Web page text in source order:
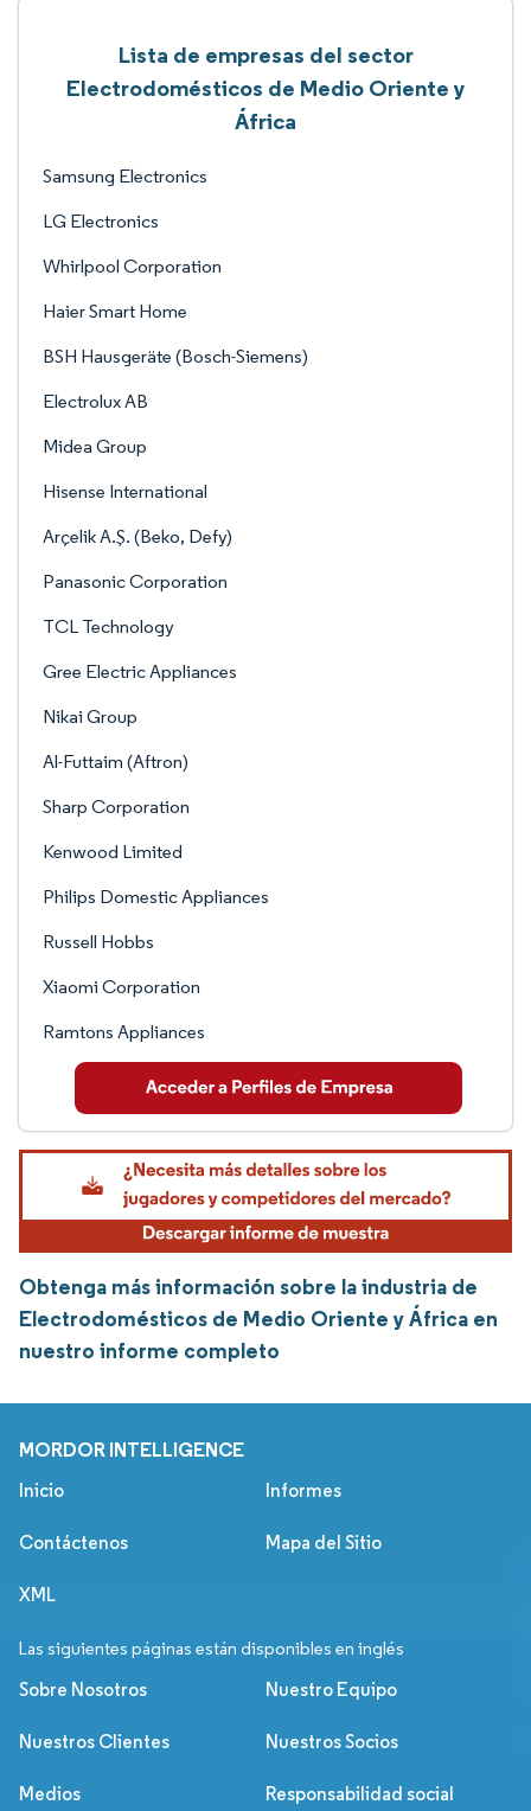
Lista de empresas del sector
Electrodomésticos de Medio Oriente y
África
Samsung Electronics
LG Electronics
Whirlpool Corporation
Haier Smart Home
BSH Hausgeräte (Bosch-Siemens)
Electrolux AB
Midea Group
Hisense International
Arçelik A.Ş. (Beko, Defy)
Panasonic Corporation
TCL Technology
Gree Electric Appliances
Nikai Group
Al-Futtaim (Aftron)
Sharp Corporation
Kenwood Limited
Philips Domestic Appliances
Russell Hobbs
Xiaomi Corporation
Ramtons Appliances
Obtenga más información sobre la industria de
Electrodomésticos de Medio Oriente y África en
nuestro informe completo
MORDOR INTELLIGENCE
Inicio Informes
Contáctenos Mapa del Sitio
XML
Las siguientes páginas están disponibles en inglés
Sobre Nosotros Nuestro Equipo
Nuestros Clientes Nuestros Socios
Medios Responsabilidad social